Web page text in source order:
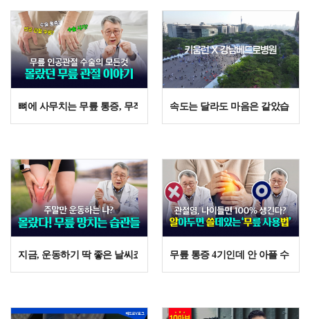
뼈에 사무치는 무릎 통증, 무작정 참았다가 평생 후회하는 결정적인 이
속도는 달라도 마음은 같았습니다
지금, 운동하기 딱 좋은 날씨죠? 무릎 관절 건강을 위해 이것만 조심하
무릎 통증 4기인데 안 아플 수도